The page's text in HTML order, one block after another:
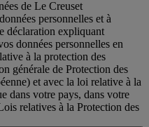
de Le Creuset
personnelles et à
déclaration expliquant
données personnelles en
à la protection des
générale de Protection des
et avec la loi relative à la
dans votre pays, dans votre
relatives à la Protection des